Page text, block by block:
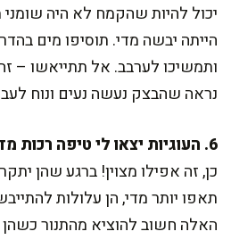
יכול להיות שהקמח לא היה
הייתה יבשה מדי. תוסיפו מים
ותמשיכו לערבב. אל תתייאשו –
נראה שהבצק נעשה נעים ונוח
6. העוגיות יצאו לי טיפה רכות מדי, זה בסדר?
כן, זה אפילו מצוין! ברגע שהן
תאפו יותר מדי, הן עלולות
האלה חשוב להוציא מהתנור כשהן